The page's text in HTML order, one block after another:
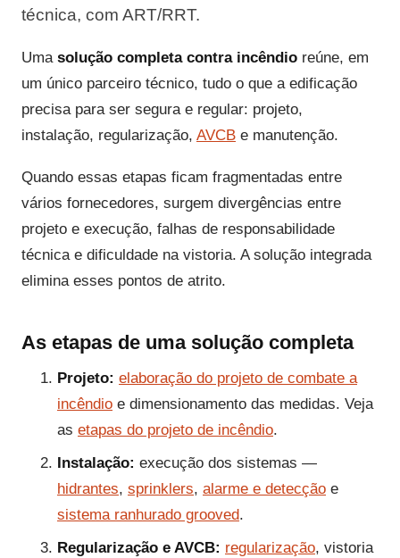
técnica, com ART/RRT.
Uma solução completa contra incêndio reúne, em
um único parceiro técnico, tudo o que a edificação
precisa para ser segura e regular: projeto,
instalação, regularização, AVCB e manutenção.
Quando essas etapas ficam fragmentadas entre
vários fornecedores, surgem divergências entre
projeto e execução, falhas de responsabilidade
técnica e dificuldade na vistoria. A solução integrada
elimina esses pontos de atrito.
As etapas de uma solução completa
Projeto: elaboração do projeto de combate a
incêndio e dimensionamento das medidas. Veja
as etapas do projeto de incêndio.
Instalação: execução dos sistemas —
hidrantes, sprinklers, alarme e detecção e
sistema ranhurado grooved.
Regularização e AVCB: regularização, vistoria